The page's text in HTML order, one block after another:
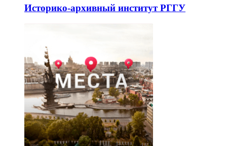
Историко-архивный институт РГГУ